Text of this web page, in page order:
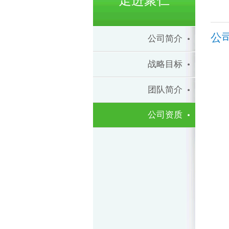
公司简介
战略目标
团队简介
公司资质
公